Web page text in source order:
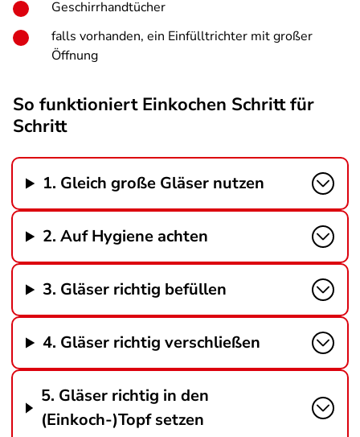
Geschirrhandtücher
falls vorhanden, ein Einfülltrichter mit großer
Öffnung
So funktioniert Einkochen Schritt für
Schritt
1. Gleich große Gläser nutzen
2. Auf Hygiene achten
3. Gläser richtig befüllen
4. Gläser richtig verschließen
5. Gläser richtig in den
(Einkoch-)Topf setzen